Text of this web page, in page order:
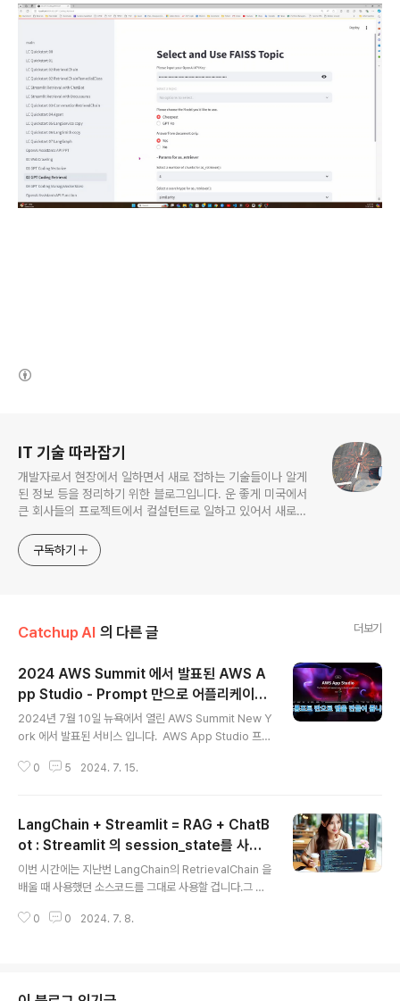
IT 기술 따라잡기
개발자로서 현장에서 일하면서 새로 접하는 기술들이나 알게
된 정보 등을 정리하기 위한 블로그입니다. 운 좋게 미국에서
큰 회사들의 프로젝트에서 컬설턴트로 일하고 있어서 새로운
사용되는 툴들에 대해 많은 분들과 정보를 공유하고 싶습니다.
구독하기
Catchup AI 의 다른 글 더보기
2024 AWS Summit 에서 발표된 AWS A
pp Studio - Prompt 만으로 어플리케이션
을 만들 수 있습니다
2024년 7월 10일 뉴욕에서 열린 AWS Summit New Y
ork 에서 발표된 서비스 입니다. AWS App Studio 프롬
트로 요구조건을 주면 App Studio 가 Plan 을 제시하고
할 수 있는지는 아직 모르겠지만... AI 어플리케이션이 단
순 task 중심이 아닌 하나의 임무를 완료 할 때까지 사용자
와 AI 간 커뮤니케이션을 통해 일을 하는 Workflow 쪽으
로 요즘 트렌드가 바뀌는 것 같습니다. 이 서비스 이외에도
습니다. https://yo..
0 5 2024. 7. 15.
LangChain + Streamlit = RAG + ChatB
ot : Streamlit 의 session_state를 사용
해 RAG에 대화 기능을 구현합니다
이번 시간에는 지난번 LangChain의 RetrievalChain 을
배울 때 사용했던 소스코드를 그대로 사용할 겁니다.그 소
ChatBot 기능을 구현해 봅니다.주요 스트림릿 툴들은 st.
던 랭체인의 create_history_aware_retriever 도 챗
0 0 2024. 7. 8.